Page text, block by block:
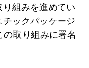
組みを進めてい
チックパッケージ
取り組みに署名